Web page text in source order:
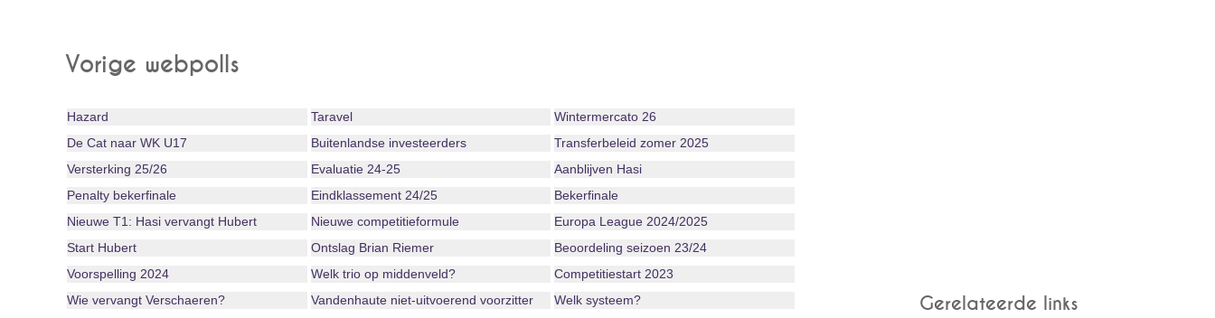
Vorige webpolls
Hazard Taravel
Wintermercato 26
De Cat naar WK U17
Buitenlandse investeerders
Transferbeleid zomer 2025
Versterking 25/26
Evaluatie 24-25
Aanblijven Hasi
Penalty bekerfinale
Eindklassement 24/25
Bekerfinale
Nieuwe T1: Hasi vervangt Hubert
Nieuwe competitieformule
Europa League 2024/2025
Start Hubert
Ontslag Brian Riemer
Beoordeling seizoen 23/24
Voorspelling 2024
Welk trio op middenveld?
Competitiestart 2023
Wie vervangt Verschaeren?
Vandenhaute niet-uitvoerend voorzitter
Welk systeem?
Gerelateerde links